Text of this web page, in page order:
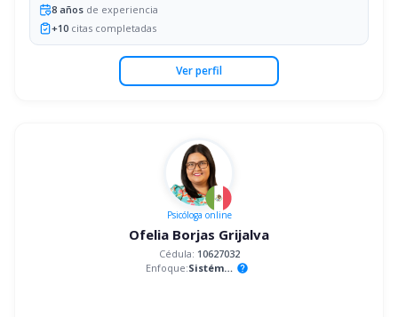
8 años de experiencia
+10 citas completadas
Ver perfil
Psicóloga online
Ofelia Borjas Grijalva
Cédula: 10627032
Enfoque:
Sistémico help